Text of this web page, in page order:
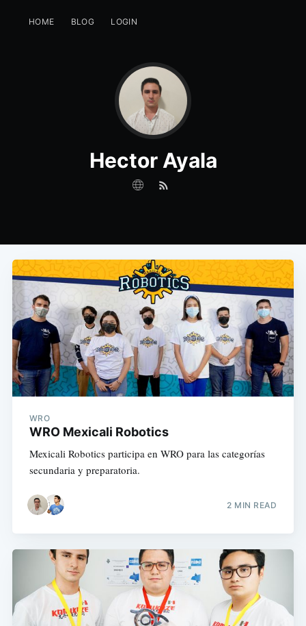
HOME BLOG LOGIN
Hector Ayala
WRO
WRO Mexicali Robotics
Mexicali Robotics participa en WRO para las categorías
secundaria y preparatoria.
2 MIN READ